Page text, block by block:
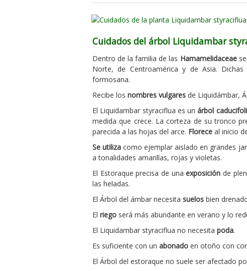
Cuidados del árbol Liquidambar
Dentro de la familia de las Hamamelidaceaese
Norte, de Centroamérica y de Asia. Dichas
formosana.
Recibe los nombres vulgares de Liquidámbar,
El Liquidambar styraciflua es unárbol
medida que crece. La corteza de su tronco
parecida a las hojas del arce. Florece al inicio
Se utiliza como ejemplar aislado en grandes
a tonalidades amarillas, rojas y violetas.
El Estoraque precisa de unaexposición de
las heladas.
El Árbol del ámbar necesita suelos bien
El riego será más abundante en verano y lo
El Liquidambar styraciflua no necesita poda.
Es suficiente con un abonado en otoño con
El Árbol del estoraque no suele ser afectado